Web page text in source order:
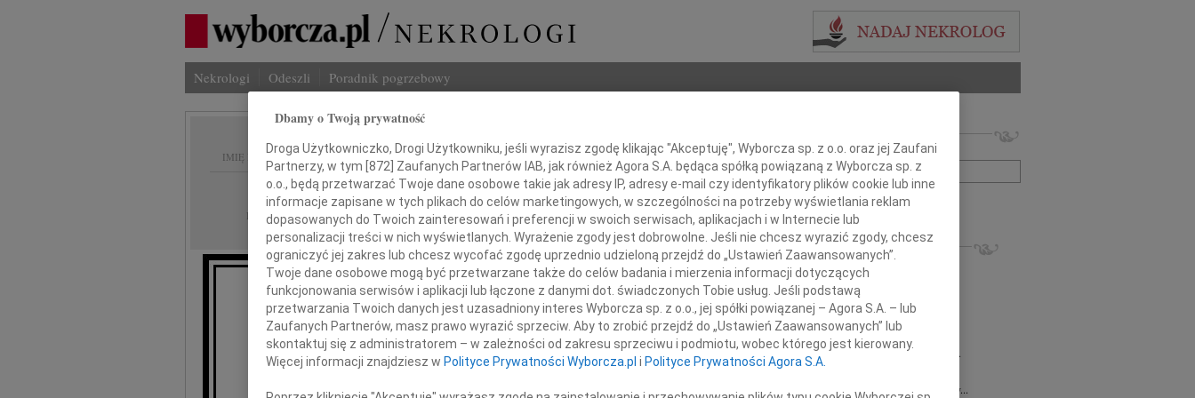
Nekrologi Odeszli Poradnik pogrzebowy
IMIĘ I NAZWISKO:
REGION: Gdańsk
DATA EMISJI: 06.10.2011
Z głębokim żalem i smutkiem przyjęliśmy
wiadomość o śmierci
Arkadiusza Łuczyckiego
Imię i nazwisko lub numer ogłoszenia:
+ szukanie zaawansowane
INNE NEKROLOGI
06.08.2026Gdańsk
Drogi Piotrze Koleżanki i Koledzy z firmy...
05.08.2026Gdańsk
Nasze Koleżance Renacie Sęk w trudnych...
04.08.2026
Gdańsk
Panu Piotrowi Widzowi Radnemu Sejmiku...
Zofia Mazurek
Naszej Koleżance Beacie Rumińskiej wyrazy...
Dbamy o Twoją prywatność
Droga Użytkowniczko, Drogi Użytkowniku, jeśli wyrazisz zgodę klikając "Akceptuję", Wyborcza sp. z o.o. oraz jej Zaufani
Partnerzy, w tym [872] Zaufanych Partnerów IAB, jak również Agora S.A. będąca spółką powiązaną z Wyborcza sp. z
o.o., będą przetwarzać Twoje dane osobowe takie jak adresy IP, adresy e-mail czy identyfikatory plików cookie lub inne
informacje zapisane w tych plikach do celów marketingowych, w szczególności na potrzeby wyświetlania reklam
dopasowanych do Twoich zainteresowań i preferencji w swoich serwisach, aplikacjach i w Internecie lub
personalizacji treści w nich wyświetlanych. Wyrażenie zgody jest dobrowolne. Jeśli nie chcesz wyrazić zgody, chcesz
ograniczyć jej zakres lub chcesz wycofać zgodę uprzednio udzieloną przejdź do „Ustawień Zaawansowanych”.
Twoje dane osobowe mogą być przetwarzane także do celów badania i mierzenia informacji dotyczących
funkcjonowania serwisów i aplikacji lub łączone z danymi dot. świadczonych Tobie usług. Jeśli podstawą
przetwarzania Twoich danych jest uzasadniony interes Wyborcza sp. z o.o., jej spółki powiązanej – Agora S.A. – lub
Zaufanych Partnerów, masz prawo wyrazić sprzeciw. Aby to zrobić przejdź do „Ustawień Zaawansowanych” lub
skontaktuj się z administratorem – w zależności od zakresu sprzeciwu i podmiotu, wobec którego jest kierowany.
Więcej informacji znajdziesz w Polityce Prywatności Wyborcza.pl i Polityce Prywatności Agora S.A.